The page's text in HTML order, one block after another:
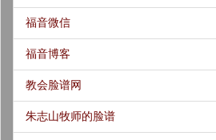
福音微信
福音博客
教会脸谱网
朱志山牧师的脸谱